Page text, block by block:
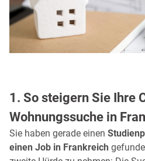
1. So steigern Sie Ihre
Wohnungssuche in
Sie haben gerade einen
einen Job in Frankreich